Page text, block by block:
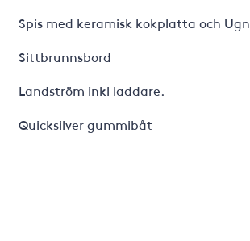
Spis med keramisk kokplatta och Ugn
Sittbrunnsbord
Landström inkl laddare.
Quicksilver gummibåt